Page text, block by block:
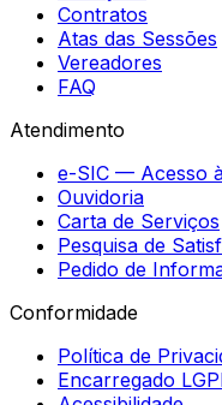
Contratos
Atas das Sessões
Vereadores
FAQ
Atendimento
e-SIC — Acesso
Ouvidoria
Carta de Serviços
Pesquisa de
Pedido de
Conformidade
Política de
Encarregado